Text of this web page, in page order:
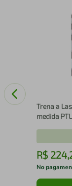
Trena a
medida
R$ 224,
No